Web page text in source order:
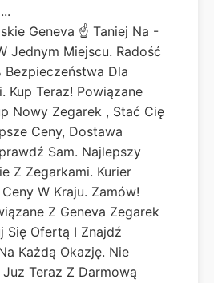
Geneva ☝ Taniej Na -
Jednym Miejscu. Radość
Bezpieczeństwa Dla
Kup Teraz! Powiązane
Nowy Zegarek , Stać Cię
Ceny, Dostawa
Sam. Najlepszy
Z Zegarkami. Kurier
W Kraju. Zamów!
Z Geneva Zegarek
Się Ofertą I Znajdź
Każdą Okazję. Nie
Teraz Z Darmową